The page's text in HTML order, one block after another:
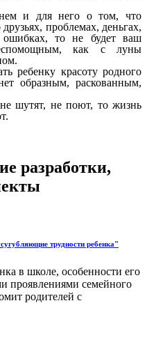
и для него о том, что
проблемах, деньгах,
то не будет ваш
как с луны
ребенку красоту родного
образным, раскованным,
шутят, не поют, то жизнь
разработки,
трудности ребенка"
в школе, особенности его
проявлениями семейного
родителей с